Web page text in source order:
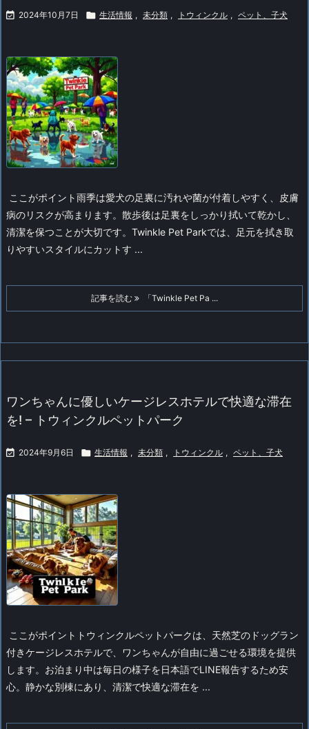
 2024年10月7日  生活情報 , 未分類 , トウィンクル , ペット、子犬
ここがポイント雨季は愛犬の足裏に汚れや菌が付着しやすく、皮膚
病のリスクが高まります。散歩後は足裏をしっかり拭いて乾かし、
清潔を保つことが大切です。Twinkle Pet Parkでは、足元を拭き取
りやすいスタイルにカットす ...
記事を読む 「Twinkle Pet Pa ...
ワンちゃんに優しいケージレスホテルで快適な滞在
を! – トウィンクルペットパーク
 2024年9月6日  生活情報 , 未分類 , トウィンクル , ペット、子犬
ここがポイント トウィンクルペットパークは、天然芝のドッグラン
付きケージレスホテルで、ワンちゃんが自由に過ごせる環境を提供
します。お泊まり中は毎日の様子を日本語でLINE報告するため安
心。静かな別棟にあり、清潔で快適な滞在を ...